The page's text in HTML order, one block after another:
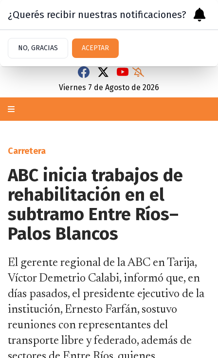
Viernes 7 de Agosto de 2026
Carretera
ABC inicia trabajos de
rehabilitación en el
subtramo Entre Ríos–
Palos Blancos
El gerente regional de la ABC en Tarija,
Víctor Demetrio Calabi, informó que, en
días pasados, el presidente ejecutivo de la
institución, Ernesto Farfán, sostuvo
reuniones con representantes del
transporte libre y federado, además de
¿Querés recibir nuestras notificaciones?
NO, GRACIAS ACEPTAR